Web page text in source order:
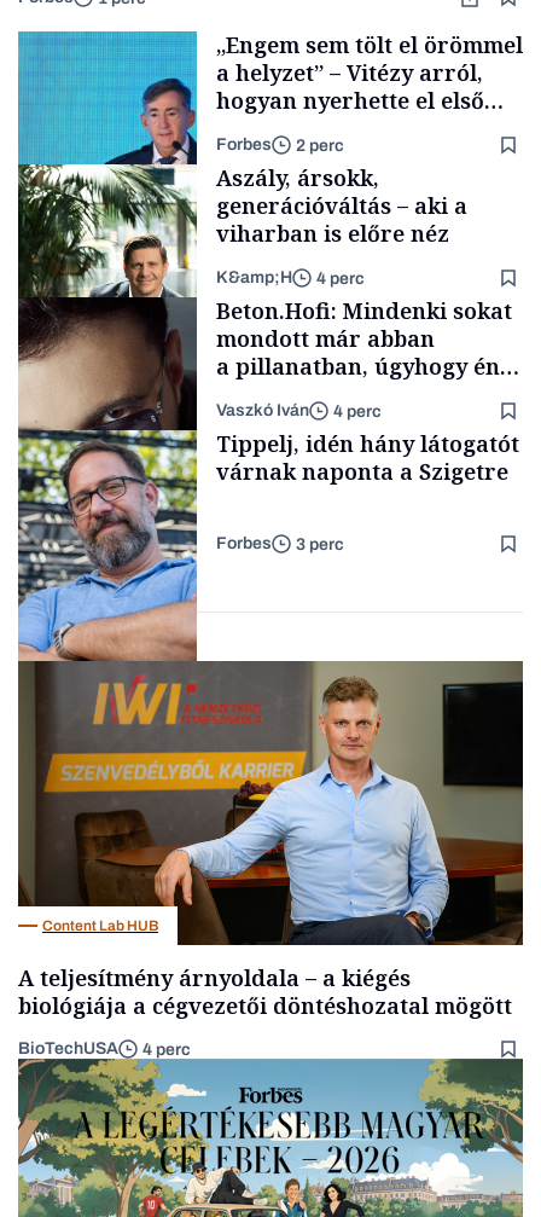
Elszámoltatás
„Engem sem tölt el örömmel
a helyzet” – Vitézy arról,
hogyan nyerhette el első
tenderét Mészárosék cége a
Tisza-kormány alatt
Forbes 2 perc
TÁMOGATÓI
TARTALOM
Aszály, ársokk,
generációváltás – aki a
viharban is előre néz
K&amp;H 4 perc
Forbes-sztori
Beton.Hofi: Mindenki sokat
mondott már abban
a pillanatban, úgyhogy én
a legsarkosabb
gondolataimat akartam
kimondani
Vaszkó Iván 4 perc
Tippelj, idén hány látogatót
várnak naponta a Szigetre
Forbes 3 perc
Content Lab HUB
A teljesítmény árnyoldala – a kiégés
biológiája a cégvezetői döntéshozatal mögött
BioTechUSA 4 perc